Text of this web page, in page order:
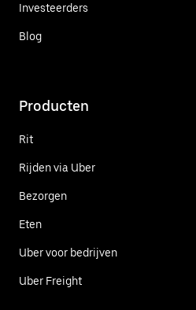
Investeerders
Blog
Producten
Rit
Rijden via Uber
Bezorgen
Eten
Uber voor bedrijven
Uber Freight